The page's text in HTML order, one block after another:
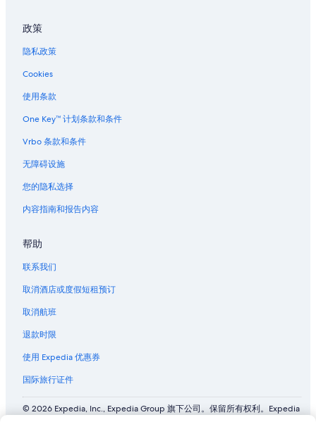
政策
隐私政策
Cookies
使用条款
One Key™ 计划条款和条件
Vrbo 条款和条件
无障碍设施
您的隐私选择
内容指南和报告内容
帮助
联系我们
取消酒店或度假短租预订
取消航班
退款时限
使用 Expedia 优惠券
国际旅行证件
© 2026 Expedia, Inc., Expedia Group 旗下公司。保留所有权利。Expedia